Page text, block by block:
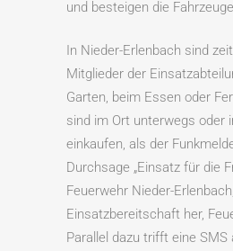
und besteigen die
In Nieder-Erlenbach sind
Mitglieder der
Garten, beim Essen oder
sind im Ort unterwegs oder
einkaufen, als der
Durchsage „Einsatz für die
Feuerwehr Nieder-
Einsatzbereitschaft her,
Parallel dazu trifft eine SMS